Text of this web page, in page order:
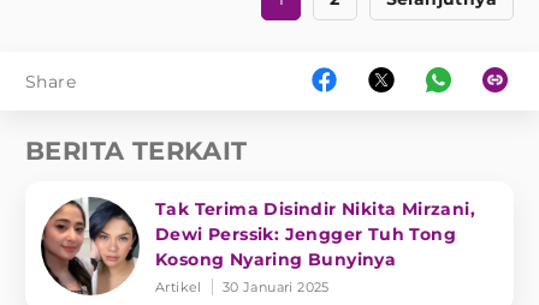
Share
BERITA TERKAIT
Tak Terima Disindir Nikita Mirzani,
Dewi Perssik: Jengger Tuh Tong
Kosong Nyaring Bunyinya
Artikel 30 Januari 2025